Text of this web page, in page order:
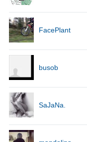
FacePlant
busob
SaJaNa.